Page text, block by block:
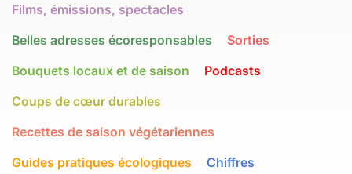
Films, émissions, spectacles
Belles adresses écoresponsables
Sorties
Bouquets locaux et de saison
Podcasts
Coups de cœur durables
Recettes de saison végétariennes
Guides pratiques écologiques
Chiffres